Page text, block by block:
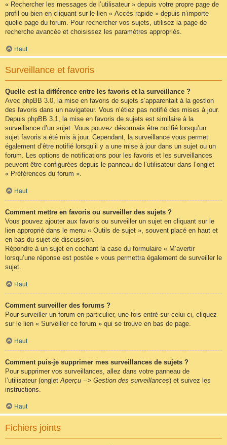
« Rechercher les messages de l’utilisateur » depuis votre propre page de
profil ou bien en cliquant sur le lien « Accès rapide » depuis n’importe
quelle page du forum. Pour rechercher vos sujets, utilisez la page de
recherche avancée et choisissez les paramètres appropriés.
Haut
Surveillance et favoris
Quelle est la différence entre les favoris et la surveillance ?
Avec phpBB 3.0, la mise en favoris de sujets s’apparentait à la gestion
des favoris dans un navigateur. Vous n’étiez pas notifié des mises à jour.
Depuis phpBB 3.1, la mise en favoris de sujets est similaire à la
surveillance d’un sujet. Vous pouvez désormais être notifié lorsqu’un
sujet favoris a été mis à jour. Cependant, la surveillance vous permet
également d’être notifié lorsqu’il y a une mise à jour dans un sujet ou un
forum. Les options de notifications pour les favoris et les surveillances
peuvent être configurées depuis le panneau de l’utilisateur dans l’onglet
« Préférences du forum ».
Haut
Comment mettre en favoris ou surveiller des sujets ?
Vous pouvez ajouter aux favoris ou surveiller un sujet en cliquant sur le
lien approprié dans le menu « Outils de sujet », souvent placé en haut et
en bas du sujet de discussion.
Répondre à un sujet en cochant la case du formulaire « M’avertir
lorsqu’une réponse est postée » vous permettra également de surveiller le
sujet.
Haut
Comment surveiller des forums ?
Pour surveiller un forum en particulier, une fois entré sur celui-ci, cliquez
sur le lien « Surveiller ce forum » qui se trouve en bas de page.
Haut
Comment puis-je supprimer mes surveillances de sujets ?
Pour supprimer vos surveillances, allez dans votre panneau de
l’utilisateur (onglet Aperçu --> Gestion des surveillances) et suivez les
instructions.
Haut
Fichiers joints